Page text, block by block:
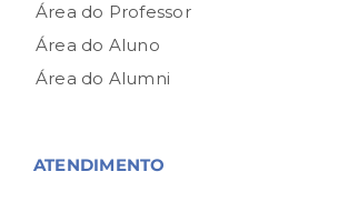
Área do Professor
Área do Aluno
Área do Alumni
ATENDIMENTO